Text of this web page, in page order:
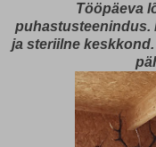
Tööpäeva
puhastusteenindus.
ja steriilne